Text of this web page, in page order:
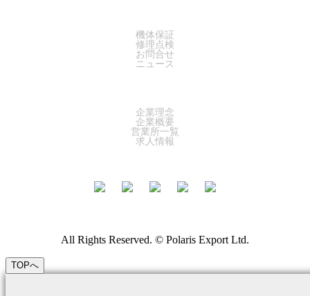
機体保証
修理点検
お問合せ
ニュース
企業理念
企業概要
営業所一覧
求人情報
All Rights Reserved. © Polaris Export Ltd.
TOPへ